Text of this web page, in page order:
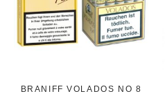
BRANIFF VOLADOS NO 8